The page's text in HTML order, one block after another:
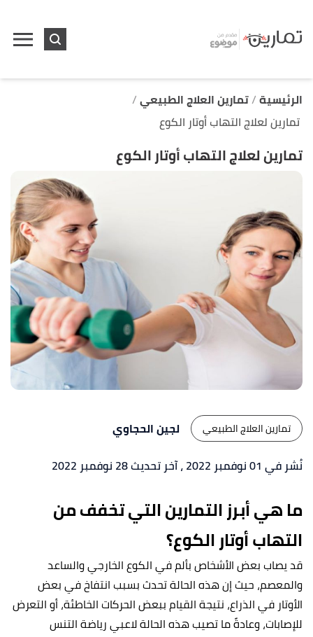
الرئيسية تمارين العلاج الطبيعي
تمارين لعلاج التهاب أوتار الكوع
تمارين لعلاج التهاب أوتار الكوع
تمارين العلاج الطبيعي
لجين الحجاوي
نُشر في 01 نوفمبر 2022
، آخر تحديث 28 نوفمبر 2022
ما هي أبرز التمارين التي تخفف من
التهاب أوتار الكوع؟
قد يصاب بعض الأشخاص بألم في الكوع الخارجي والساعد
والمعصم، حيث إن هذه الحالة تحدث بسبب انتفاخ في بعض
الأوتار في الذراع، نتيجة القيام ببعض الحركات الخاطئة، أو التعرض
للإصابات، وعادةً ما تصيب هذه الحالة لاعبي رياضة التنس